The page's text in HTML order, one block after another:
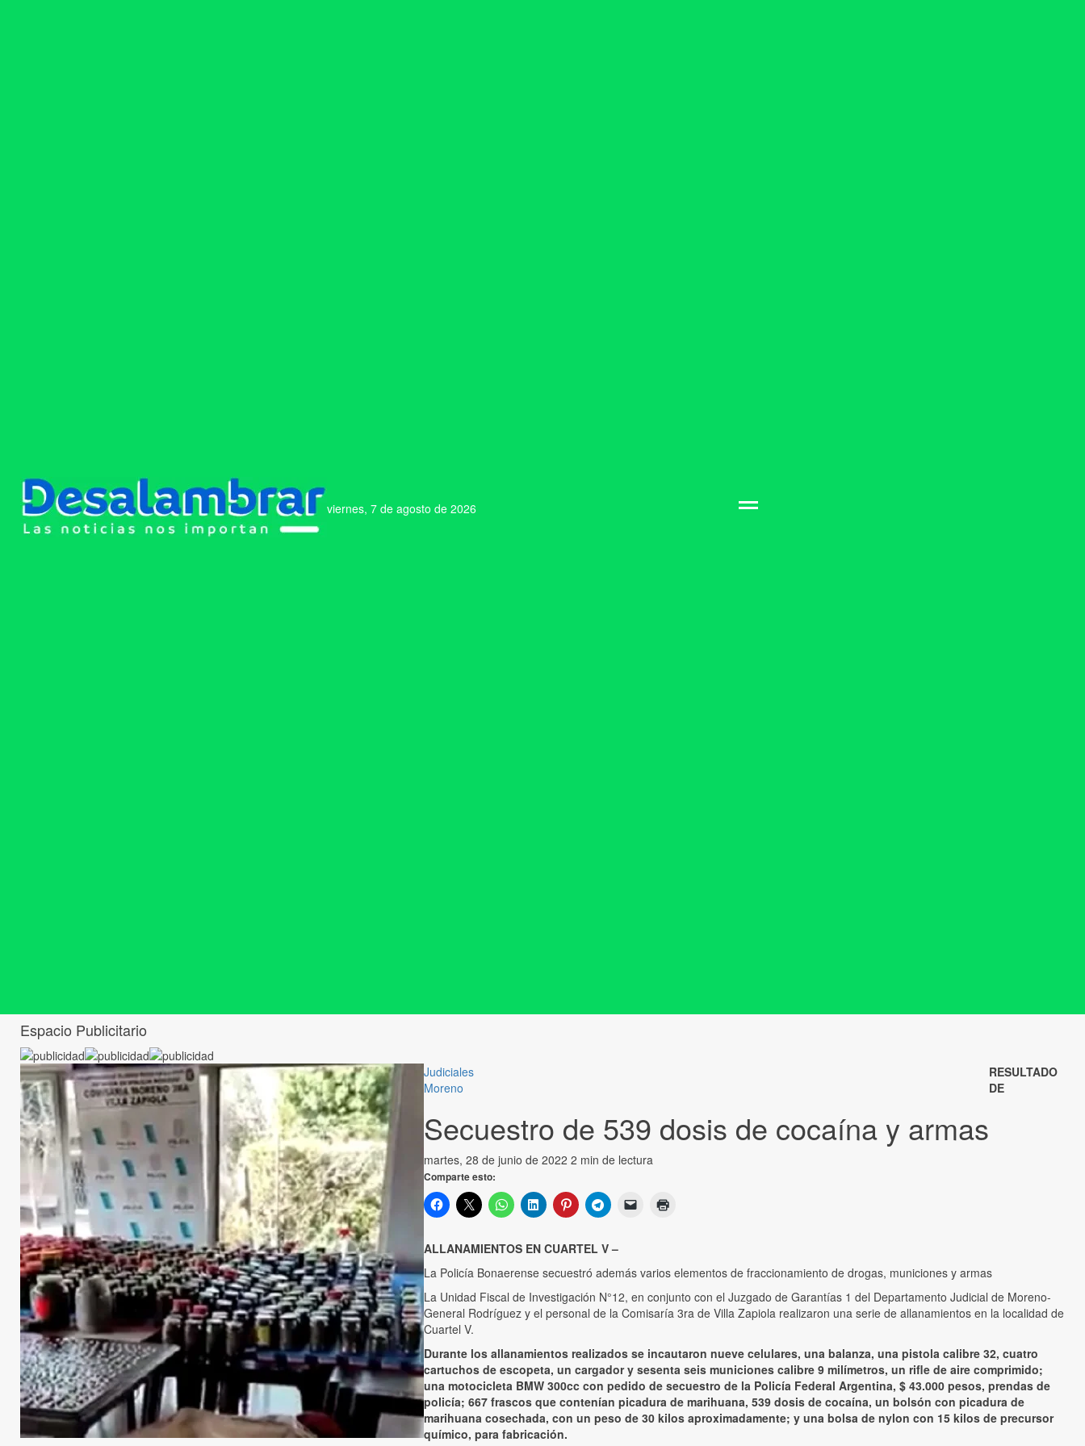
viernes, 7 de agosto de 2026
Espacio Publicitario
Judiciales
Moreno
Secuestro de 539 dosis de cocaína y armas
martes, 28 de junio de 2022 2 min de lectura
Comparte esto:
RESULTADO
DE
ALLANAMIENTOS EN CUARTEL V –
La Policía Bonaerense secuestró además varios elementos de fraccionamiento de drogas, municiones y armas
La Unidad Fiscal de Investigación N°12, en conjunto con el Juzgado de Garantías 1 del Departamento Judicial de Moreno-
General Rodríguez y el personal de la Comisaría 3ra de Villa Zapiola realizaron una serie de allanamientos en la localidad de
Cuartel V.
Durante los allanamientos realizados se incautaron nueve celulares, una balanza, una pistola calibre 32, cuatro
cartuchos de escopeta, un cargador y sesenta seis municiones calibre 9 milímetros, un rifle de aire comprimido;
una motocicleta BMW 300cc con pedido de secuestro de la Policía Federal Argentina, $ 43.000 pesos, prendas de
policía; 667 frascos que contenían picadura de marihuana, 539 dosis de cocaína, un bolsón con picadura de
marihuana cosechada, con un peso de 30 kilos aproximadamente; y una bolsa de nylon con 15 kilos de precursor
químico, para fabricación.